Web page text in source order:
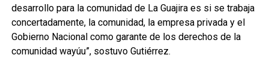
desarrollo para la comunidad de La Guajira es si se trabaja
concertadamente, la comunidad, la empresa privada y el
Gobierno Nacional como garante de los derechos de la
comunidad wayúu”, sostuvo Gutiérrez.